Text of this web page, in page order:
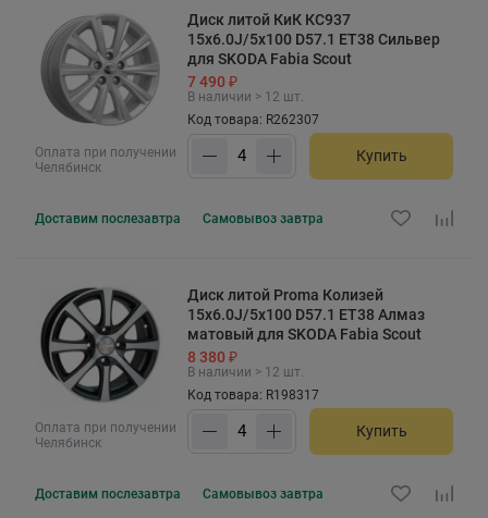
Оплата при получении
Челябинск
Диск литой КиК КС937
15x6.0J/5x100 D57.1 ET38 Сильвер
для SKODA Fabia Scout
7 490 ₽
В наличии > 12 шт.
Код товара: R262307
Купить
Доставим послезавтра Самовывоз завтра
Оплата при получении
Челябинск
Диск литой Proma Колизей
15x6.0J/5x100 D57.1 ET38 Алмаз
матовый для SKODA Fabia Scout
8 380 ₽
В наличии > 12 шт.
Код товара: R198317
Купить
Доставим послезавтра Самовывоз завтра